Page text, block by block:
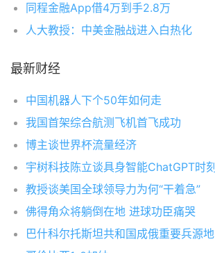
同程金融App借4万到手2.8万
人大教授：中美金融战进入白热化
最新财经
中国机器人下个50年如何走
我国首架综合航测飞机首飞成功
博主谈世界杯流量经济
宇树科技陈立谈具身智能ChatGPT时刻
教授谈美国全球领导力为何“干着急”
佛得角众将躺倒在地 进球功臣痛哭
巴什科尔托斯坦共和国成俄重要兵源地